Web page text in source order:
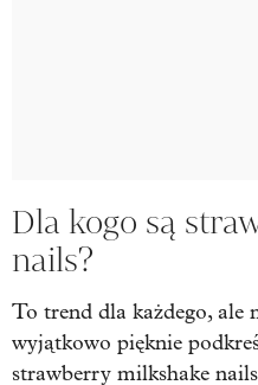
Dla kogo są
nails?
To trend dla każdego, ale
wyjątkowo pięknie
strawberry milkshake